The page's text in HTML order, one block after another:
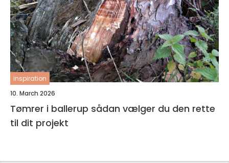
inspiration
10. March 2026
Tømrer i ballerup sådan vælger du den rette
til dit projekt